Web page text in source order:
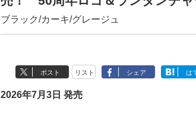
ブラック/カーキ/グレージュ
ポスト リスト シェア は
2026年7月3日 発売